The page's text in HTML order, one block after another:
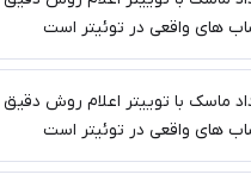
های واقعی در توئیتر است
ماسک با توییتر اعلام روش
های واقعی در توئیتر است